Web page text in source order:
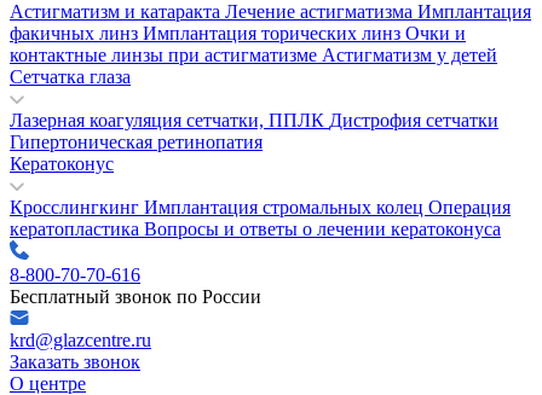
Астигматизм и катаракта Лечение астигматизма Имплантация
факичных линз Имплантация торических линз Очки и
контактные линзы при астигматизме Астигматизм у детей
Сетчатка глаза
Лазерная коагуляция сетчатки, ППЛК Дистрофия сетчатки
Гипертоническая ретинопатия
Кератоконус
Кросслингкинг Имплантация стромальных колец Операция
кератопластика Вопросы и ответы о лечении кератоконуса
8-800-70-70-616
Бесплатный звонок по России
krd@glazcentre.ru
Заказать звонок
О центре